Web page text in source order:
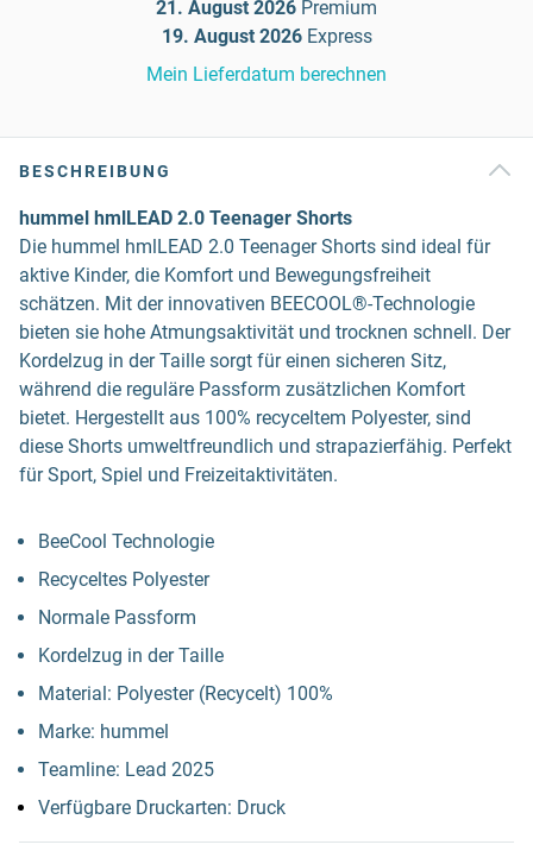
21. August 2026 Premium
19. August 2026 Express
Mein Lieferdatum berechnen
BESCHREIBUNG
hummel hmlLEAD 2.0 Teenager Shorts
Die hummel hmlLEAD 2.0 Teenager Shorts sind ideal für
aktive Kinder, die Komfort und Bewegungsfreiheit
schätzen. Mit der innovativen BEECOOL®-Technologie
bieten sie hohe Atmungsaktivität und trocknen schnell. Der
Kordelzug in der Taille sorgt für einen sicheren Sitz,
während die reguläre Passform zusätzlichen Komfort
bietet. Hergestellt aus 100% recyceltem Polyester, sind
diese Shorts umweltfreundlich und strapazierfähig. Perfekt
für Sport, Spiel und Freizeitaktivitäten.
BeeCool Technologie
Recyceltes Polyester
Normale Passform
Kordelzug in der Taille
Material: Polyester (Recycelt) 100%
Marke: hummel
Teamline: Lead 2025
Verfügbare Druckarten: Druck